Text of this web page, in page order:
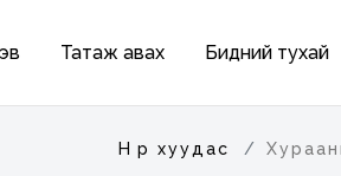
Татаж авах Бидний тухай
Нүүр хуудас